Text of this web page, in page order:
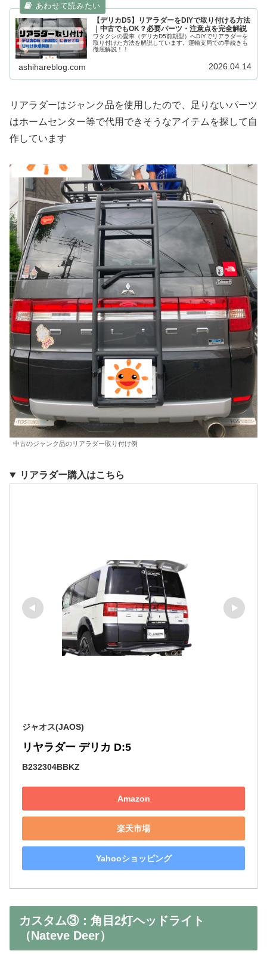
【デリカD5】リアラダーをDIYで取り付ける方法
｜中古でもOK？必要パーツ・注意点を完全解説
ワタクシの愛車（デリカD5前期型）へDIYでリアラダーを
取り付けた方法を解説しています。運輸支局での手続きも
徹底解説！！
ashihareblog.com 2026.04.14
リアラダーはジャンク品を使用したので、足りないパーツ
はホームセンター等で代用できそうなアイテムを探して自
作しています
中古のジャンク品のリアラダー取り付け例
リアラダー購入はこちら
ジャオス(JAOS)
リヤラダー デリカ D:5
B232304BBKZ
Amazon
楽天市場
Yahooショッピング
カスタム③：角目2灯ヘッドライト
（Nateve Deer）